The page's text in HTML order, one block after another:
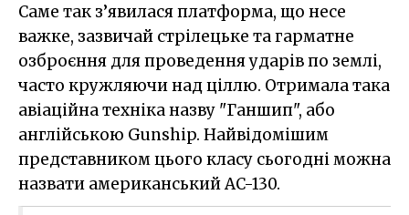
Саме так з’явилася платформа, що несе
важке, зазвичай стрілецьке та гарматне
озброєння для проведення ударів по землі,
часто кружляючи над ціллю. Отримала така
авіаційна техніка назву "Ганшип", або
англійською Gunship. Найвідомішим
представником цього класу сьогодні можна
назвати американський AC-130.